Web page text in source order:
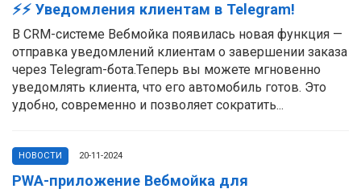
⚡️⚡️ Уведомления клиентам в Telegram!
В CRM-системе Вебмойка появилась новая функция —
отправка уведомлений клиентам о завершении заказа
через Telegram-бота.Теперь вы можете мгновенно
уведомлять клиента, что его автомобиль готов. Это
удобно, современно и позволяет сократить...
НОВОСТИ 20-11-2024
PWA-приложение Вебмойка для